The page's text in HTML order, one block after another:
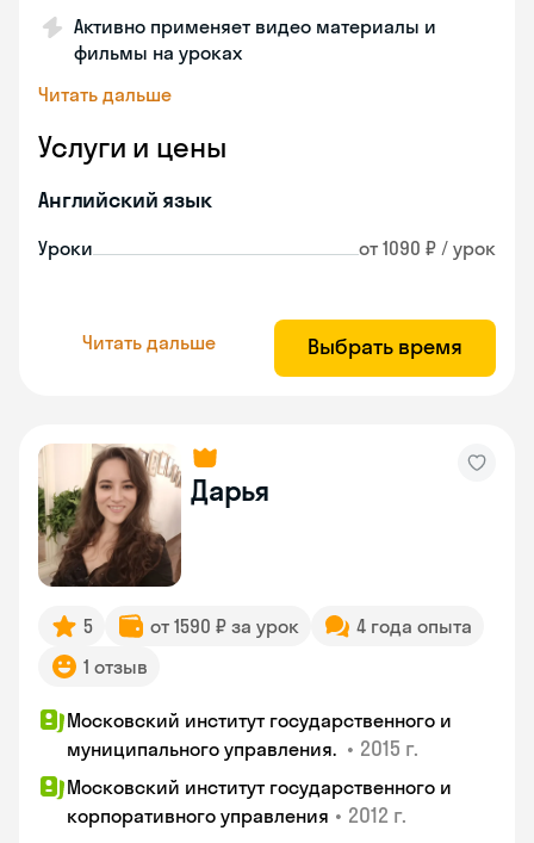
Активно применяет видео материалы и
фильмы на уроках
Читать дальше
Услуги и цены
Английский язык
Уроки от 1090 ₽ / урок
Читать дальше Выбрать время
Дарья
5 от 1590 ₽ за урок
4 года опыта
1 отзыв
Московский институт государственного и
муниципального управления. • 2015 г.
Московский институт государственного и
корпоративного управления • 2012 г.